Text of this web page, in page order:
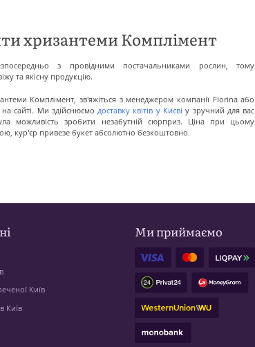
хризантеми Комплімент
з провідними постачальниками рослин, тому
та якісну продукцію.
Комплімент, зв'яжіться з менеджером компанії Florina або
сайті. Ми здійснюємо доставку квітів у Києві у зручний для вас
можливість зробити незабутній сюрприз. Ціна при цьому
кур'єр привезе букет абсолютно безкоштовно.
Київ
Київ
Ми приймаємо